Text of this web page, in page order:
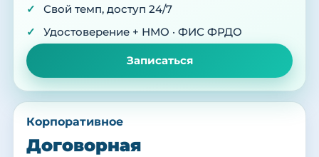
Свой темп, доступ 24/7
Удостоверение + НМО · ФИС ФРДО
Записаться
Корпоративное
Договорная